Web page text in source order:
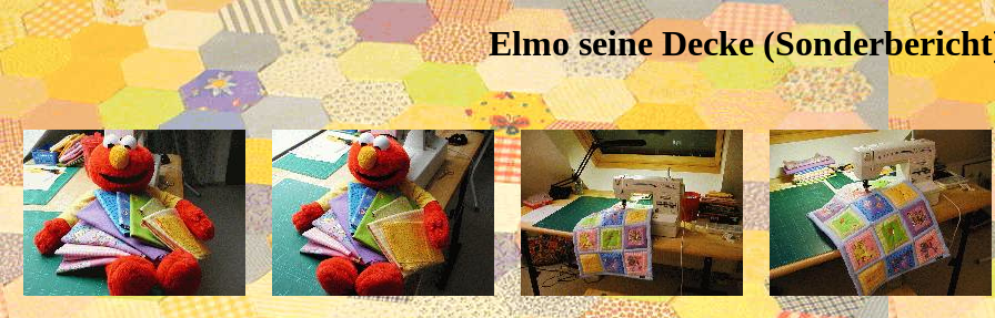
Elmo seine Decke